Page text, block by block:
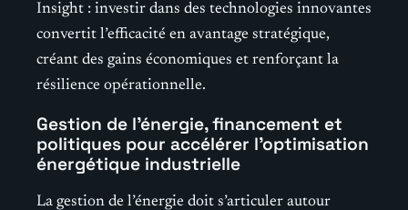
Insight : investir dans des technologies innovantes
convertit l’efficacité en avantage stratégique,
créant des gains économiques et renforçant la
résilience opérationnelle.
Gestion de l’énergie, financement et
politiques pour accélérer l’optimisation
énergétique industrielle
La gestion de l’énergie doit s’articuler autour